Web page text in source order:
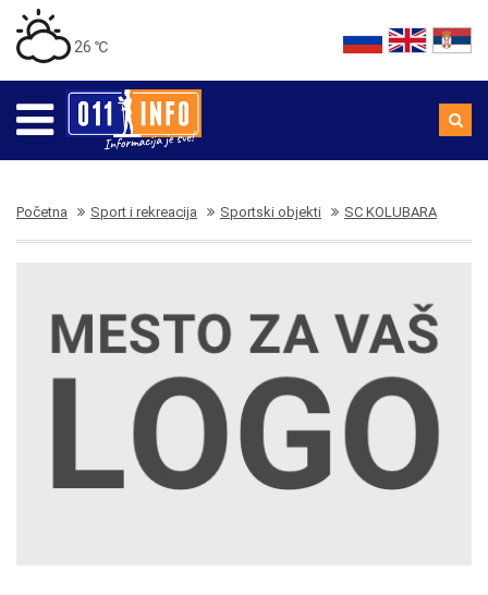
26 ℃
Početna Sport i rekreacija Sportski objekti SC KOLUBARA